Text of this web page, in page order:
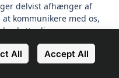
delvist afhænger af
kommunikere med os,
dine
træffe passende
oplysninger.
All Accept All